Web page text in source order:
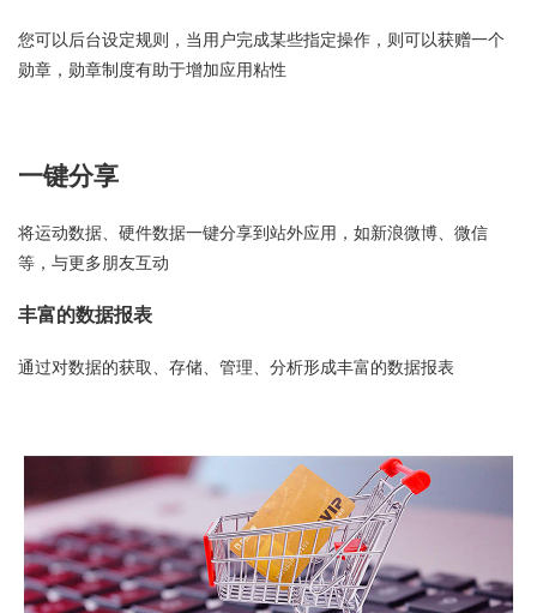
您可以后台设定规则，当用户完成某些指定操作，则可以获赠一个
勋章，勋章制度有助于增加应用粘性
一键分享
将运动数据、硬件数据一键分享到站外应用，如新浪微博、微信
等，与更多朋友互动
丰富的数据报表
通过对数据的获取、存储、管理、分析形成丰富的数据报表